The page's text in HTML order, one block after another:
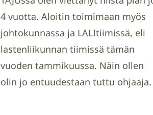
4 vuotta. Aloitin toimimaan myös
johtokunnassa ja LALItiimissä, eli
lastenliikunnan tiimissä tämän
vuoden tammikuussa. Näin ollen
olin jo entuudestaan tuttu ohjaaja.